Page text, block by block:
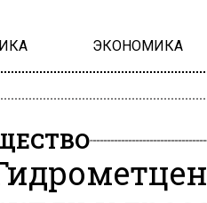
ЭКОНОМИКА